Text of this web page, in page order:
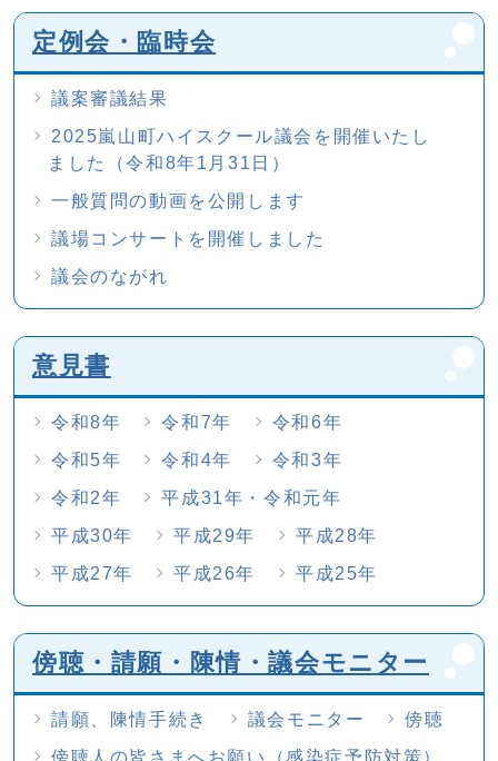
定例会・臨時会
議案審議結果
2025嵐山町ハイスクール議会を開催いたし
ました（令和8年1月31日）
一般質問の動画を公開します
議場コンサートを開催しました
議会のながれ
意見書
令和8年 令和7年
令和6年
令和5年
令和4年
令和3年
令和2年
平成31年・令和元年
平成30年
平成29年
平成28年
平成27年
平成26年 平成25年
傍聴・請願・陳情・議会モニター
請願、陳情手続き 議会モニター
傍聴
傍聴人の皆さまへお願い（感染症予防対策）